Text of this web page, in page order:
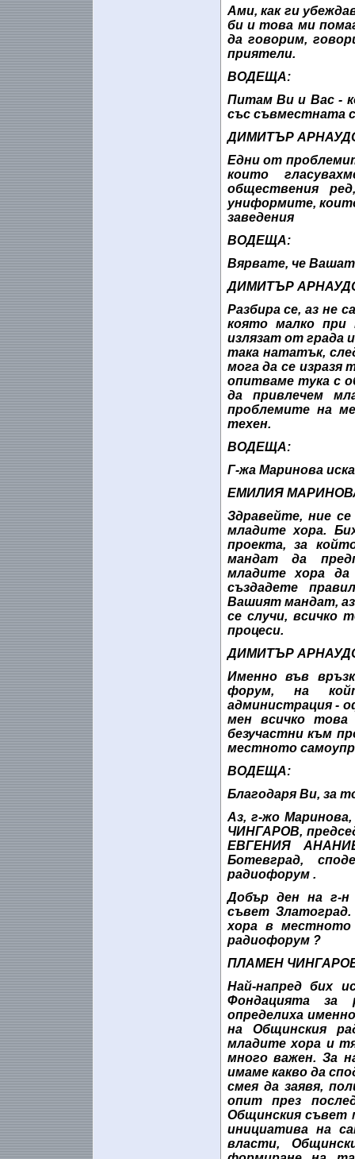
Ами, как ги
би и това ми
да говорим,
приятели.
ВОДЕЩА:
Питам Ви и Вас -
със съвместната
ДИМИТЪР
Едни от
които
обществения
униформите,
заведения
ВОДЕЩА:
Вярвате, че
ДИМИТЪР
Разбира се, аз не
която малко
излязат от града
така нататък,
мога да се изразя
опитваме тука с
да привлечем
проблемите на
техен.
ВОДЕЩА:
Г-жа Маринова
ЕМИЛИЯ
Здравейте, ние
младите хора.
проекта, за
мандат да
младите хора
създадете
Вашият мандат,
се случи, всичко
процеси.
ДИМИТЪР
Именно във
форум, на
администрация -
мен всичко
безучастни към
местното
ВОДЕЩА:
Благодаря Ви, за
Аз, г-жо
ЧИНГАРОВ,
ЕВГЕНИЯ
Ботевград,
радиофорум .
Добър ден на г-н
съвет
хора в местното
радиофорум ?
ПЛАМЕН
Най-напред бих
Фондацията за
определиха
на Общинския
младите хора и
много важен. За
имаме какво да
смея да заявя,
опит през
Общинския съвет
инициатива на
власти,